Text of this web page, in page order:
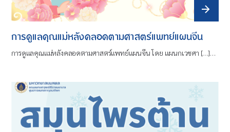
การดูแลคุณแม่หลังคลอดตามศาสตร์แพทย์แผนจีน
การดูแลคุณแม่หลังคลอดตามศาสตร์แพทย์แผนจีน โดย แผนกเวชศา […]…